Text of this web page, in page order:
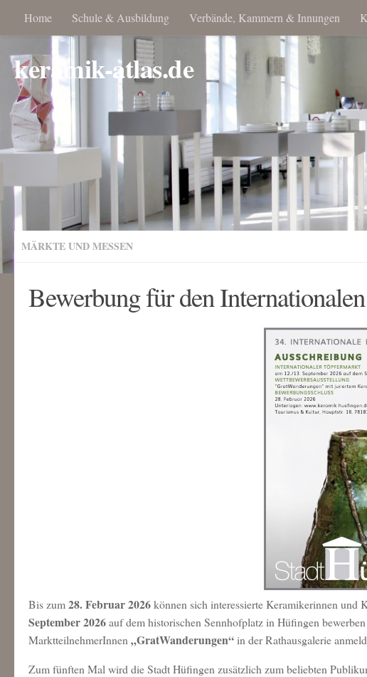
Home Schule & Ausbildung Verbände, Kammern & Innungen
keramik-atlas.de
MÄRKTE UND MESSEN
Bewerbung für den
Bis zum28. Februar 2026können sich interessierte Keramikerinnen und
September 2026auf dem historischen Sennhofplatz in Hüfingen
MarktteilnehmerInnen „GratWanderungen“in der Rathausgalerie
Zum fünften Mal wird die Stadt Hüfingen zusätzlich zum beliebten